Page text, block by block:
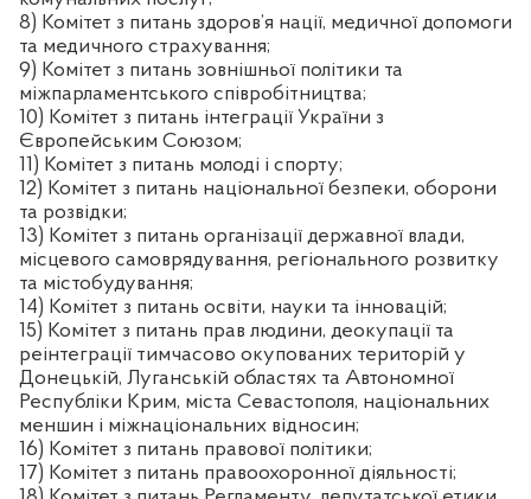
8) Комітет з питань здоров’я нації, медичної допомоги
та медичного страхування;
9) Комітет з питань зовнішньої політики та
міжпарламентського співробітництва;
10) Комітет з питань інтеграції України з
Європейським Союзом;
11) Комітет з питань молоді і спорту;
12) Комітет з питань національної безпеки, оборони
та розвідки;
13) Комітет з питань організації державної влади,
місцевого самоврядування, регіонального розвитку
та містобудування;
14) Комітет з питань освіти, науки та інновацій;
15) Комітет з питань прав людини, деокупації та
реінтеграції тимчасово окупованих територій у
Донецькій, Луганській областях та Автономної
Республіки Крим, міста Севастополя, національних
меншин і міжнаціональних відносин;
16) Комітет з питань правової політики;
17) Комітет з питань правоохоронної діяльності;